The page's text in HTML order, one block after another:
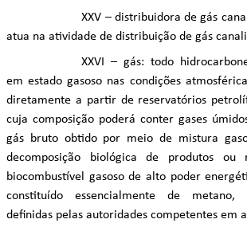
XXV – distribuidora de gás
atua na atividade de distribuição de gás
XXVI – gás: todo
em estado gasoso nas condições
diretamente a partir de reservatórios
cuja composição poderá conter gases
gás bruto obtido por meio de mistura
decomposição biológica de produtos ou
biocombustível gasoso de alto poder
constituído essencialmente de metano,
definidas pelas autoridades competentes em